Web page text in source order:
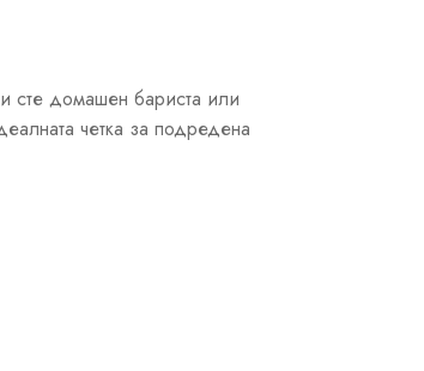
сте домашен бариста или
четка за подредена